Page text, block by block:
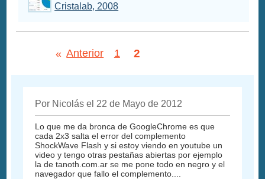
Cristalab, 2008
« Anterior 1 2
Por Nicolás el 22 de Mayo de 2012
Lo que me da bronca de GoogleChrome es que
cada 2x3 salta el error del complemento
ShockWave Flash y si estoy viendo en youtube un
video y tengo otras pestañas abiertas por ejemplo
la de tanoth.com.ar se me pone todo en negro y el
navegador que fallo el complemento....